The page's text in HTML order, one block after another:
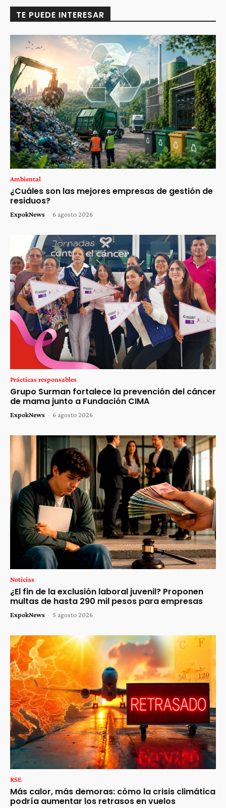
TE PUEDE INTERESAR
Ambiental
¿Cuáles son las mejores empresas de gestión de
residuos?
ExpokNews - 6 agosto 2026
Prácticas responsables
Grupo Surman fortalece la prevención del cáncer
de mama junto a Fundación CIMA
ExpokNews - 6 agosto 2026
Noticias
¿El fin de la exclusión laboral juvenil? Proponen
multas de hasta 290 mil pesos para empresas
ExpokNews - 5 agosto 2026
RSE
Más calor, más demoras: cómo la crisis climática
podría aumentar los retrasos en vuelos